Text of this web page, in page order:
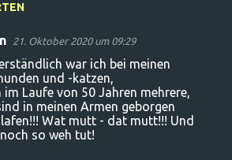
21. Oktober 2020 um 09:29
war ich bei meinen
und -katzen,
im Laufe von 50 Jahren mehrere,
in meinen Armen geborgen
Wat mutt - dat mutt!!! Und
so weh tut!